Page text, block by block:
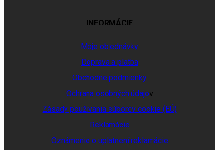
INFORMÁCIE
Moje objednávky
Doprava a platba
Obchodné podmienky
Ochrana osobných údajov
Zásady používania súborov cookie (EÚ)
Reklamácie
Oznámenie o uplatnení reklamácie